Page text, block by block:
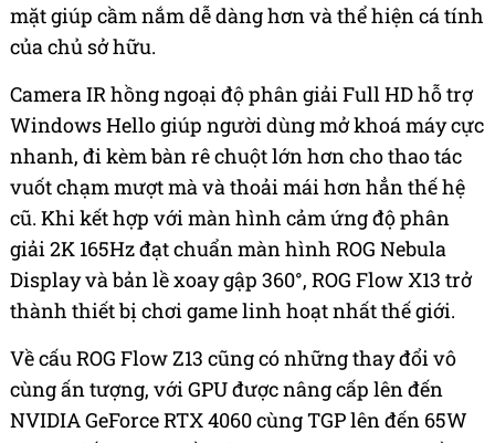
mặt giúp cầm nắm dễ dàng hơn và thể hiện cá tính
của chủ sở hữu.
Camera IR hồng ngoại độ phân giải Full HD hỗ trợ
Windows Hello giúp người dùng mở khoá máy cực
nhanh, đi kèm bàn rê chuột lớn hơn cho thao tác
vuốt chạm mượt mà và thoải mái hơn hẳn thế hệ
cũ. Khi kết hợp với màn hình cảm ứng độ phân
giải 2K 165Hz đạt chuẩn màn hình ROG Nebula
Display và bản lề xoay gập 360°, ROG Flow X13 trở
thành thiết bị chơi game linh hoạt nhất thế giới.
Về cấu ROG Flow Z13 cũng có những thay đổi vô
cùng ấn tượng, với GPU được nâng cấp lên đến
NVIDIA GeForce RTX 4060 cùng TGP lên đến 65W